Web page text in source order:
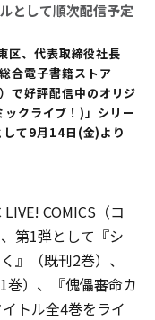
として順次配信予定
、代表取締役社長
合電子書籍ストア
）で好評配信中のオリジ
クライブ！)」シリー
して9月14日(金)より
COMICS（コ
第1弾として『シ
』（既刊2巻）、
巻）、『傀儡審命カ
トル全4巻をライ